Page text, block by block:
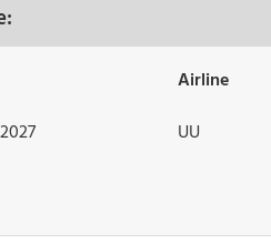
Airline
UU